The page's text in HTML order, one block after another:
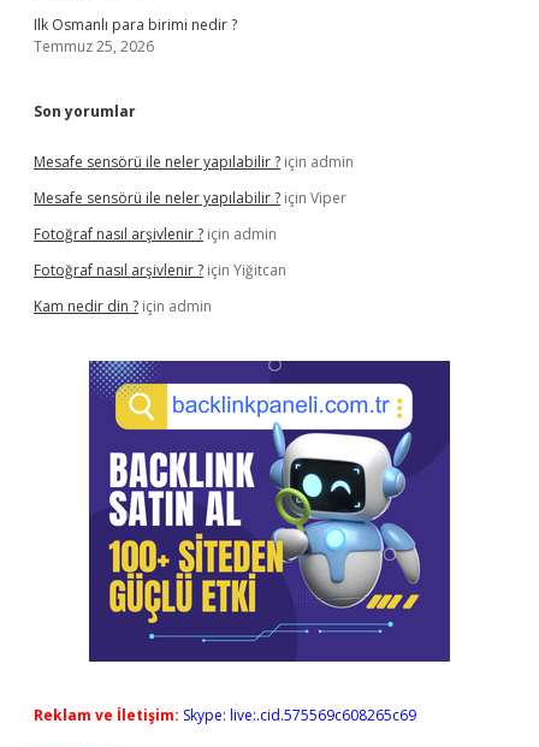
Ilk Osmanlı para birimi nedir ?
Temmuz 25, 2026
Son yorumlar
Mesafe sensörü ile neler yapılabilir ? için admin
Mesafe sensörü ile neler yapılabilir ? için Viper
Fotoğraf nasıl arşivlenir ? için admin
Fotoğraf nasıl arşivlenir ? için Yiğitcan
Kam nedir din ? için admin
Reklam ve İletişim: Skype: live:.cid.575569c608265c69